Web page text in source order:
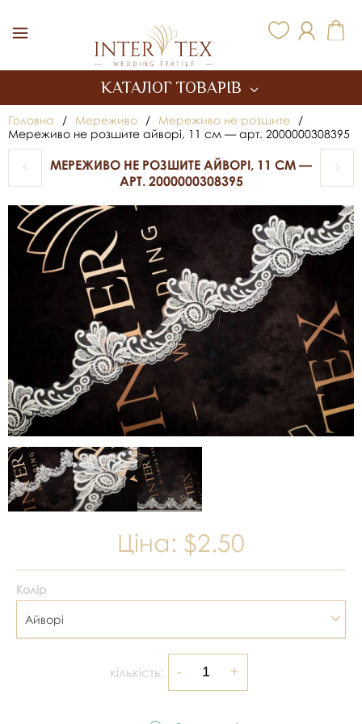
КАТАЛОГ ТОВАРІВ
Головна / Мереживо / Мереживо не розшите
/
Мереживо не розшите айворі, 11 см — арт. 2000000308395
МЕРЕЖИВО НЕ РОЗШИТЕ АЙВОРІ, 11 СМ —
АРТ. 2000000308395
Ціна: $2.50
Колір
Айворі
кількість: